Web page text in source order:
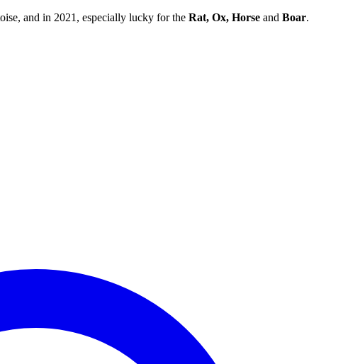
and in 2021, especially lucky for the Rat, Ox, Horse and Boar.